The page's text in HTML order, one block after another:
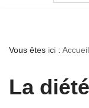
Vous êtes ici : Accueil
La